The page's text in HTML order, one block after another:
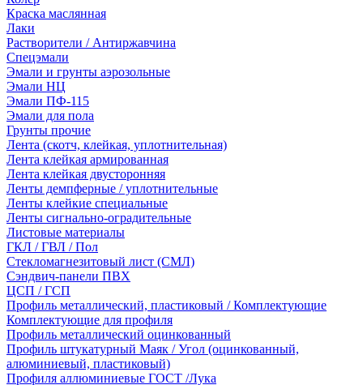
Краска маслянная
Лаки
Растворители / Антиржавчина
Спецэмали
Эмали и грунты аэрозольные
Эмали НЦ
Эмали ПФ-115
Эмали для пола
Грунты прочие
Лента (скотч, клейкая, уплотнительная)
Лента клейкая армированная
Лента клейкая двусторонняя
Ленты демпферные / уплотнительные
Ленты клейкие специальные
Ленты сигнально-оградительные
Листовые материалы
ГКЛ / ГВЛ / Пол
Стекломагнезитовый лист (СМЛ)
Сэндвич-панели ПВХ
ЦСП / ГСП
Профиль металлический, пластиковый / Комплектующие
Комплектующие для профиля
Профиль металлический оцинкованный
Профиль штукатурный Маяк / Угол (оцинкованный,
алюминиевый, пластиковый)
Профиля аллюминиевые ГОСТ /Лука